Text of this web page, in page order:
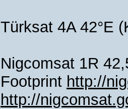
Türksat 4A 42°E
Nigcomsat 1R
Footprint http://
http://